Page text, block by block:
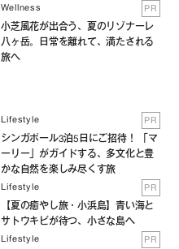
Wellness PR
小芝風花が出合う、夏のリゾナーレ
八ヶ岳。日常を離れて、満たされる
旅へ
Lifestyle PR
シンガポール3泊5日にご招待！ 「マ
ーリー」がガイドする、多文化と豊
かな自然を楽しみ尽くす旅
Lifestyle PR
【夏の癒やし旅・小浜島】青い海と
サトウキビが待つ、小さな島へ
Lifestyle PR